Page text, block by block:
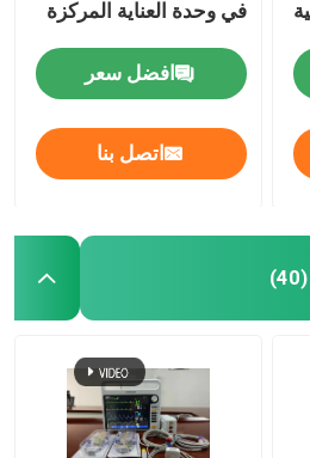
في وحدة العناية المركزة
افضل سعر
اتصل بنا
(40)